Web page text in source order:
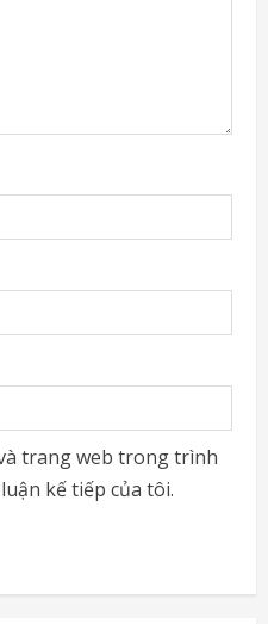
trang web trong trình
kế tiếp của tôi.